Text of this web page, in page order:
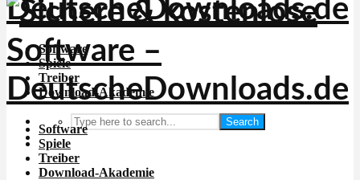
Software
Spiele
Treiber
Download-Akademie
Search
Software
Spiele
Treiber
Download-Akademie